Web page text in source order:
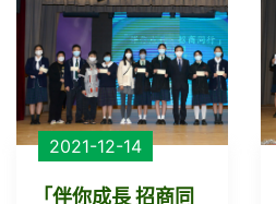
2021-12-14
「伴你成長 招商同